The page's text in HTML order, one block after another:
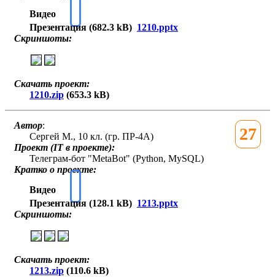
Видео
Презентация (682.3 kB) 1210.pptx
Скриншоты:
Скачать проект:
1210.zip (653.3 kB)
27
Автор:
Сергей М., 10 кл. (гр. ПР-4А)
Проект (IT в проекте):
Телеграм-бот "MetaBot" (Python, MySQL)
Кратко о проекте:
Видео
Презентация (128.1 kB) 1213.pptx
Скриншоты:
Скачать проект:
1213.zip (110.6 kB)